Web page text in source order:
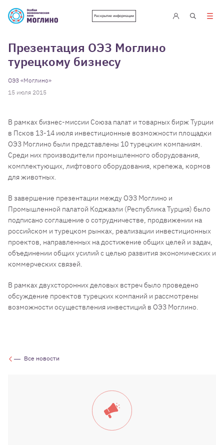
Раскрытие информации
Презентация ОЭЗ Моглино
турецкому бизнесу
ОЭЗ «Моглино»
15 июля 2015
В рамках бизнес-миссии Союза палат и товарных бирж Турции
в Псков 13-14 июля инвестиционные возможности площадки
ОЭЗ Моглино были представлены 10 турецким компаниям.
Среди них производители промышленного оборудования,
комплектующих, лифтового оборудования, крепежа, кормов
для животных.
В завершение презентации между ОЭЗ Моглино и
Промышленной палатой Коджаэли (Республика Турция) было
подписано соглашение о сотрудничестве, продвижении на
российском и турецком рынках, реализации инвестиционных
проектов, направленных на достижение общих целей и задач,
объединении общих усилий с целью развития экономических и
коммерческих связей.
В рамках двухсторонних деловых встреч было проведено
обсуждение проектов турецких компаний и рассмотрены
возможности осуществления инвестиций в ОЭЗ Моглино.
Все новости